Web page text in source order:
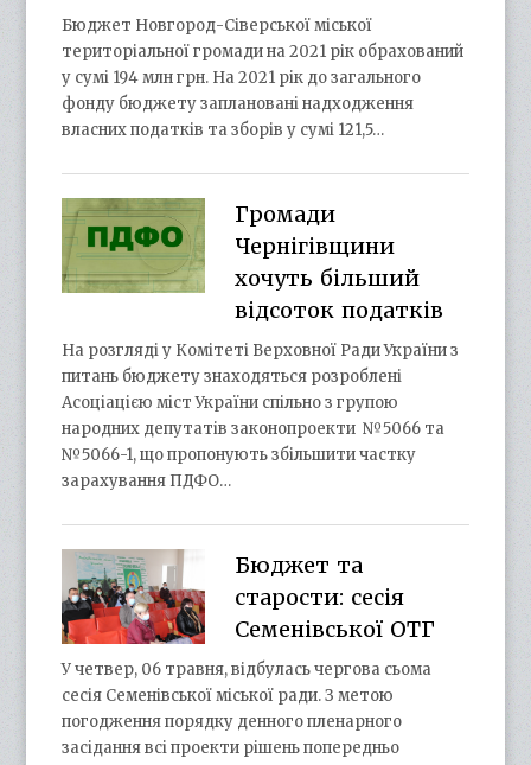
Бюджет Новгород-Сіверської міської
територіальної громади на 2021 рік обрахований
у сумі 194 млн грн. На 2021 рік до загального
фонду бюджету заплановані надходження
власних податків та зборів у сумі 121,5…
Громади
Чернігівщини
хочуть більший
відсоток податків
На розгляді у Комітеті Верховної Ради України з
питань бюджету знаходяться розроблені
Асоціацією міст України спільно з групою
народних депутатів законопроекти №5066 та
№5066-1, що пропонують збільшити частку
зарахування ПДФО…
Бюджет та
старости: сесія
Семенівської ОТГ
У четвер, 06 травня, відбулась чергова сьома
сесія Семенівської міської ради. З метою
погодження порядку денного пленарного
засідання всі проекти рішень попередньо